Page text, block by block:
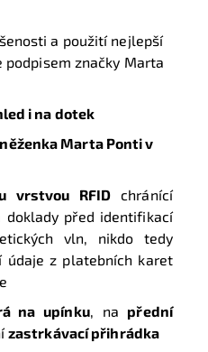
a použití nejlepší
značky Marta
i na dotek
Marta Ponti v
vrstvou RFIDchránící
před identifikací
vln, nikdo tedy
údaje z platebních karet
na upínku, na přední
zastrkávací přihrádka